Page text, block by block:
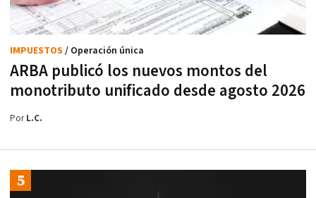
ARBA publicó los nuevos montos del
monotributo unificado desde agosto 2026
IMPUESTOS / Operación única
PorL.C.